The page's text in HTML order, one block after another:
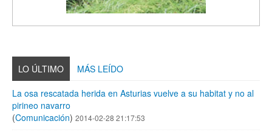
LO ÚLTIMO
MÁS LEÍDO
La osa rescatada herida en Asturias vuelve a su habitat y no al
pirineo navarro
(Comunicación) 2014-02-28 21:17:53